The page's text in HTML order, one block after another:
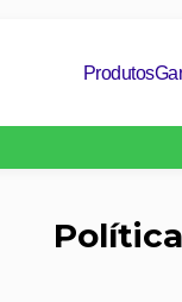
Produtos